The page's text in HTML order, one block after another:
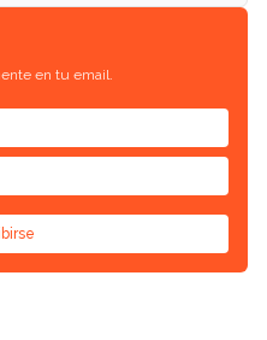
en tu email.